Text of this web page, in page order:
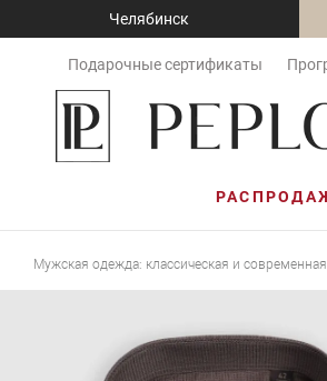
Челябинск
Подарочные сертификаты
Мужская одежда: классическая и современная